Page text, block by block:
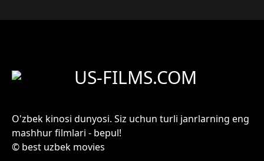
US-FILMS.COM
O'zbek kinosi dunyosi. Siz uchun turli janrlarning eng
mashhur filmlari - bepul!
© best uzbek movies